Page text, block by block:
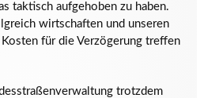
taktisch aufgehoben zu haben.
wirtschaften und unseren
für die Verzögerung treffen
trotzdem